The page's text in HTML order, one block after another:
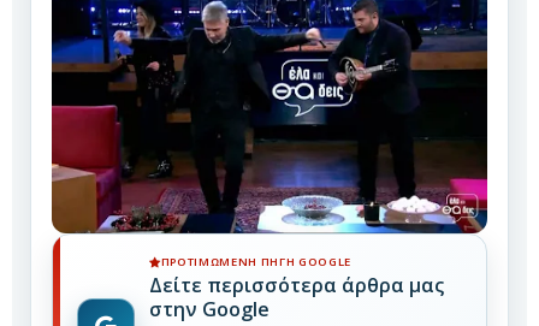
ΠΡΟΤΙΜΏΜΕΝΗ ΠΗΓΉ GOOGLE
Δείτε περισσότερα άρθρα μας
στην Google